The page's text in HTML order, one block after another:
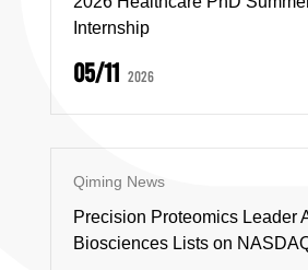
Internship
05/11 2026
Qiming News
Precision Proteomics Leader
Biosciences Lists on